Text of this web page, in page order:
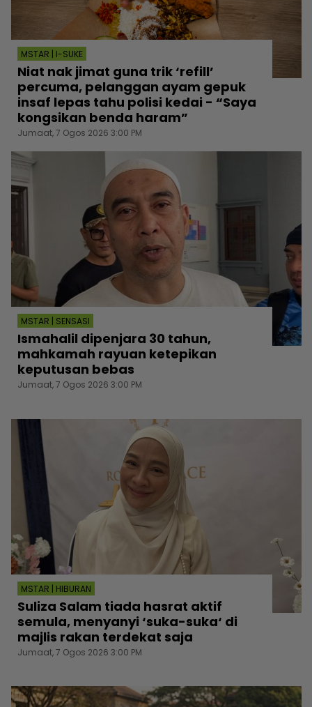
MSTAR | I-SUKE
Niat nak jimat guna trik ‘refill’
percuma, pelanggan ayam gepuk
insaf lepas tahu polisi kedai - “Saya
kongsikan benda haram”
Jumaat, 7 Ogos 2026 3:00 PM
MSTAR | SENSASI
Ismahalil dipenjara 30 tahun,
mahkamah rayuan ketepikan
keputusan bebas
Jumaat, 7 Ogos 2026 3:00 PM
MSTAR | HIBURAN
Suliza Salam tiada hasrat aktif
semula, menyanyi ‘suka-suka‘ di
majlis rakan terdekat saja
Jumaat, 7 Ogos 2026 3:00 PM